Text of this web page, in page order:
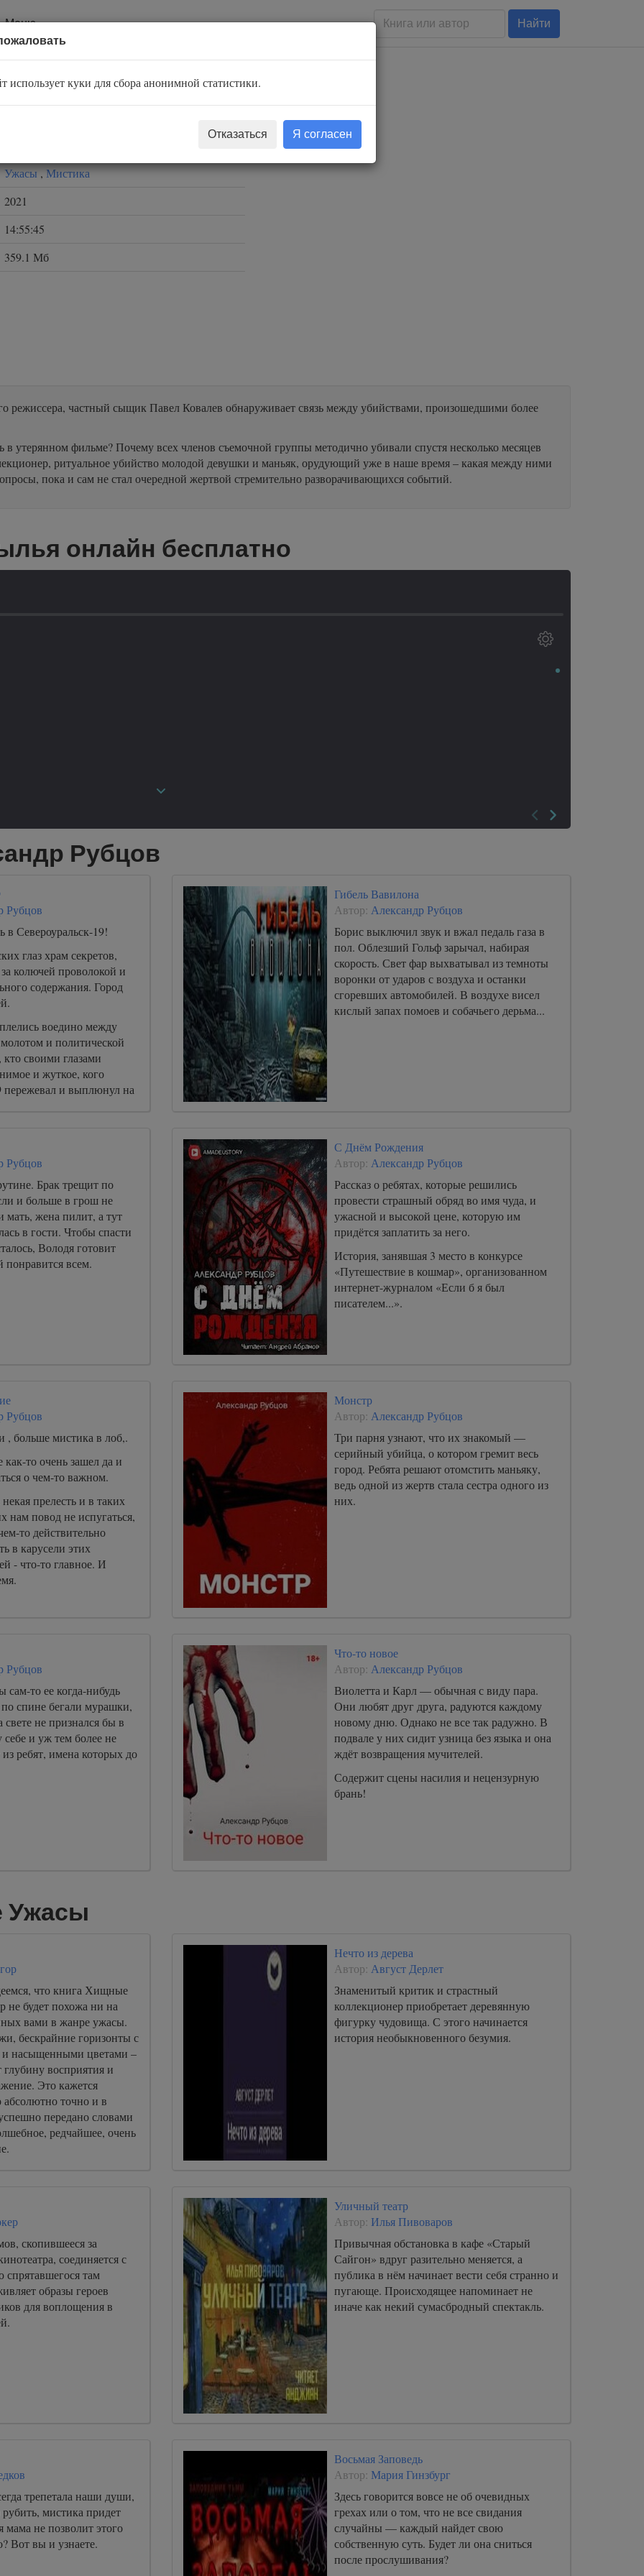
Меню Найти
Ужасы,Мистика
2021
14:55:45
359.1 Мб
режиссера, частный сыщик Павел Ковалев обнаруживает связь между убийствами, произошедшими более
утерянном фильме? Почему всех членов съемочной группы методично убивали спустя несколько месяцев
ритуальное убийство молодой девушки и маньяк, орудующий уже в наше время – какая между ними
пока и сам не стал очередной жертвой стремительно разворачивающихся событий.
онлайн бесплатно
Рубцов
Рубцов
в Североуральск-19!
глаз храм секретов,
колючей проволокой и
содержания. Город
воедино между
и политической
своими глазами
и жуткое, кого
пережевал и выплюнул на
Гибель Вавилона
Автор: Александр Рубцов
Борис выключил звук и вжал педаль газа в
пол. Облезший Гольф зарычал, набирая
скорость. Свет фар выхватывал из темноты
воронки от ударов с воздуха и останки
сгоревших автомобилей. В воздухе висел
кислый запах помоев и собачьего дерьма...
Рубцов
Брак трещит по
и больше в грош не
мать, жена пилит, а тут
в гости. Чтобы спасти
Володя готовит
всем.
С Днём Рождения
Автор: Александр Рубцов
Рассказ о ребятах, которые решились
провести страшный обряд во имя чуда, и
ужасной и высокой цене, которую им
придётся заплатить за него.
История, занявшая 3 место в конкурсе
«Путешествие в кошмар», организованном
интернет-журналом «Если б я был
писателем...».
Рубцов
больше мистика в лоб,.
как-то очень зашел да и
о чем-то важном.
прелесть и в таких
нам повод не испугаться,
то действительно
в карусели этих
- что-то главное. И
Монстр
Автор: Александр Рубцов
Три парня узнают, что их знакомый —
серийный убийца, о котором гремит весь
город. Ребята решают отомстить маньяку,
ведь одной из жертв стала сестра одного из
них.
Рубцов
сам-то ее когда-нибудь
спине бегали мурашки,
не признался бы в
и уж тем более не
ребят, имена которых до
Что-то новое
Автор: Александр Рубцов
Виолетта и Карл — обычная с виду пара.
Они любят друг друга, радуются каждому
новому дню. Однако не все так радужно. В
подвале у них сидит узница без языка и она
ждёт возвращения мучителей.
Содержит сцены насилия и нецензурную
брань!
Ужасы
что книга Хищные
не будет похожа ни на
вами в жанре ужасы.
бескрайние горизонты с
и насыщенными цветами –
глубину восприятия и
Это кажется
точно и в
передано словами
редчайшее, очень
Нечто из дерева
Автор: Август Дерлет
Знаменитый критик и страстный
коллекционер приобретает деревянную
фигурку чудовища. С этого начинается
история необыкновенного безумия.
скопившееся за
соединяется с
спрятавшегося там
образы героев
для воплощения в
Уличный театр
Автор: Илья Пивоваров
Привычная обстановка в кафе «Старый
Сайгон» вдруг разительно меняется, а
публика в нём начинает вести себя странно и
пугающе. Происходящее напоминает не
иначе как некий сумасбродный спектакль.
трепетала наши души,
мистика придет
не позволит этого
Вот вы и узнаете.
Восьмая Заповедь
Автор: Мария Гинзбург
Здесь говорится вовсе не об очевидных
грехах или о том, что не все свидания
случайны — каждый найдет свою
собственную суть. Будет ли она сниться
после прослушивания?
использует куки для сбора анонимной статистики.
Отказаться Я согласен